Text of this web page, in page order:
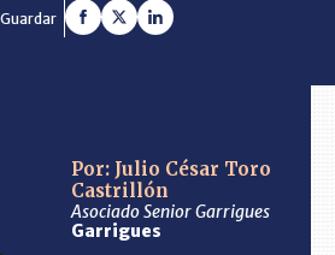
Guardar
Por: Julio César Toro
Castrillón
Asociado Senior Garrigues
Garrigues